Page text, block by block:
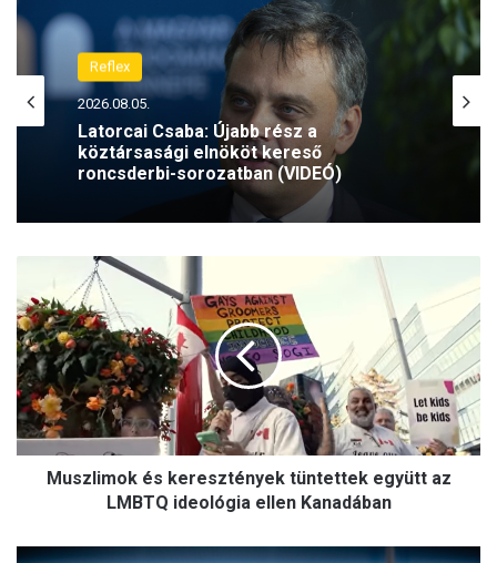
Reflex
2026.08.05.
Latorcai Csaba: Újabb rész a
köztársasági elnököt kereső
roncsderbi-sorozatban (VIDEÓ)
s
z
l
i
m
o
k
e
Muszlimok és keresztények tüntettek együtt az
LMBTQ ideológia ellen Kanadában
O